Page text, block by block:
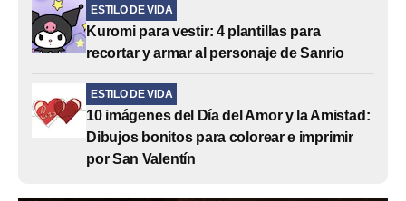
ESTILO DE VIDA
Kuromi para vestir: 4 plantillas para
recortar y armar al personaje de Sanrio
ESTILO DE VIDA
10 imágenes del Día del Amor y la Amistad:
Dibujos bonitos para colorear e imprimir
por San Valentín